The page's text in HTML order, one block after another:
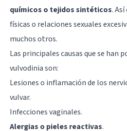
químicos o tejidos sintéticos.
físicas o relaciones sexuales
muchos otros.
Las principales causas que se han
vulvodinia son:
Lesiones o inflamación de los
vulvar.
Infecciones vaginales.
Alergias o pieles reactivas.